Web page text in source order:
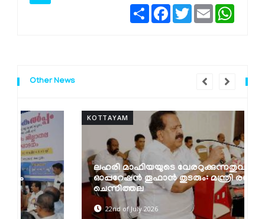
ShareFacebook
TwitterEmail
Other News
KOTTAYAM
ലഹരി മാഫിയയുടെ വേരറുക്കുന്നതുവരെ
ഓപ്പറേഷൻ തൂഫാൻ തുടരും: മന്ത്രി രമേശ്
ചെന്നിത്തല
22nd of July 2026